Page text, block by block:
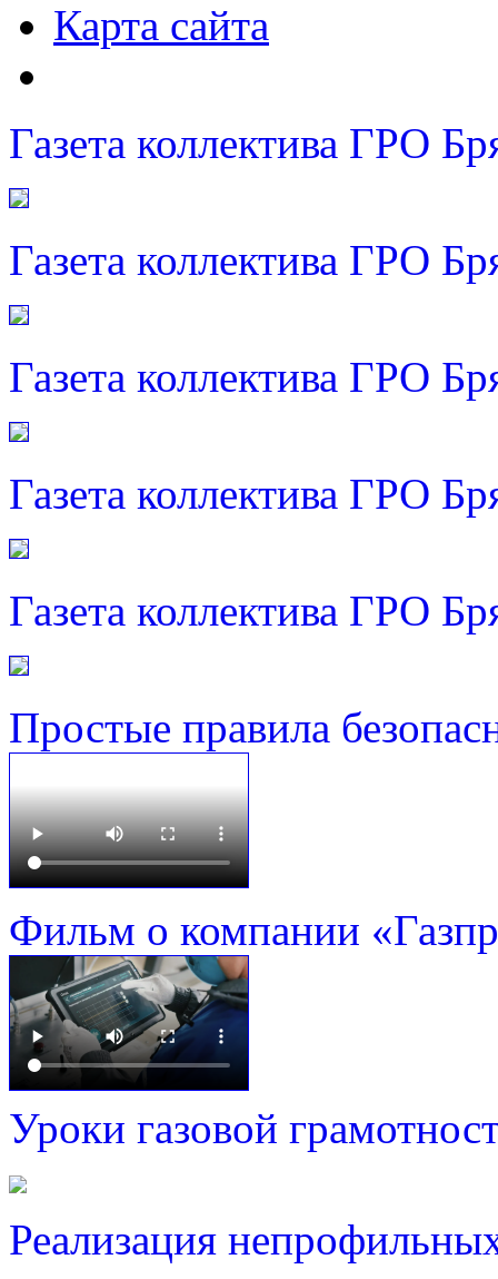
Карта сайта
Газета коллектива ГРО
Газета коллектива ГРО
Газета коллектива ГРО
Газета коллектива ГРО
Газета коллектива ГРО
Простые правила
Фильм о компании
Уроки газовой
Реализация